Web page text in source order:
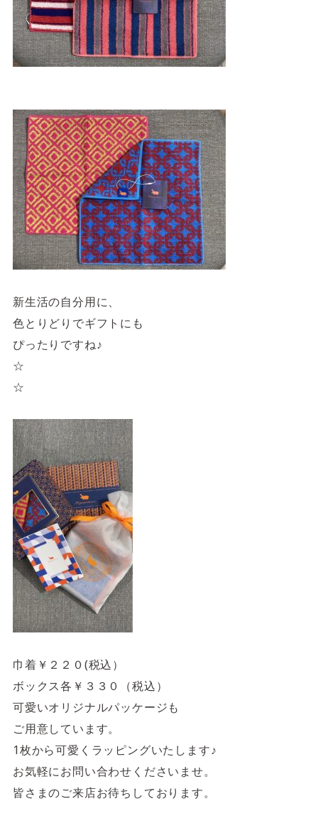
新生活の自分用に、
色とりどりでギフトにも
ぴったりですね♪
☆
☆
巾着￥２２０(税込）
ボックス各￥３３０（税込）
可愛いオリジナルパッケージも
ご用意しています。
1枚から可愛くラッピングいたします♪
お気軽にお問い合わせくださいませ。
皆さまのご来店お待ちしております。